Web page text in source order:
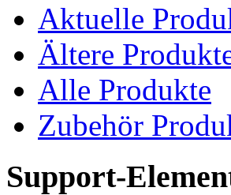
Aktuelle
Ältere
Alle Produkte
Zubehör
Support-